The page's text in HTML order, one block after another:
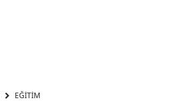
Mardin
EĞİTİM